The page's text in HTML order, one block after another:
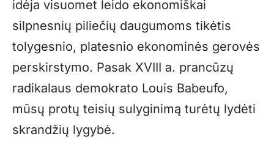
idėja visuomet leido ekonomiškai
silpnesnių piliečių daugumoms tikėtis
tolygesnio, platesnio ekonominės gerovės
perskirstymo. Pasak XVIII a. prancūzų
radikalaus demokrato Louis Babeufo,
mūsų protų teisių sulyginimą turėtų lydėti
skrandžių lygybė.